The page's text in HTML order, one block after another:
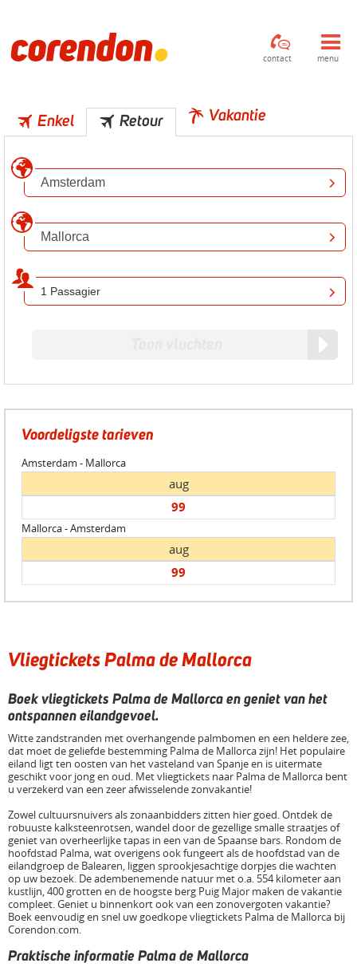
contact menu
Enkel Retour Vakantie
1 Passagier
Voordeligste tarieven
Amsterdam - Mallorca
aug
99
Mallorca - Amsterdam
aug
99
Vliegtickets Palma de Mallorca
Boek vliegtickets Palma de Mallorca en geniet van het
ontspannen eilandgevoel.
Witte zandstranden met overhangende palmbomen en een heldere zee,
dat moet de geliefde bestemming Palma de Mallorca zijn! Het populaire
eiland ligt ten oosten van het vasteland van Spanje en is uitermate
geschikt voor jong en oud. Met vliegtickets naar Palma de Mallorca bent
u verzekerd van een zeer afwisselende zonvakantie!
Zowel cultuursnuivers als zonaanbidders zitten hier goed. Ontdek de
robuuste kalksteenrotsen, wandel door de gezellige smalle straatjes of
geniet van overheerlijke tapas in een van de Spaanse bars. Rondom de
hoofdstad Palma, wat overigens ook fungeert als de hoofdstad van de
eilandgroep de Balearen, liggen sprookjesachtige dorpjes die wachten
op uw bezoek. De adembenemende natuur met o.a. 554 kilometer aan
kustlijn, 400 grotten en de hoogste berg Puig Major maken de vakantie
compleet. Geniet u binnenkort ook van een zonovergoten vakantie?
Boek eenvoudig en snel uw goedkope vliegtickets Palma de Mallorca bij
Corendon.com.
Praktische informatie Palma de Mallorca